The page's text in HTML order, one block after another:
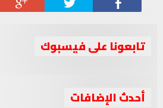
تابعونا على فيسبوك
أحدث الإضافات